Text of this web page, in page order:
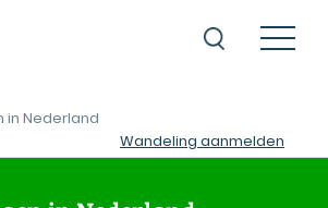
in Nederland
Wandeling aanmelden